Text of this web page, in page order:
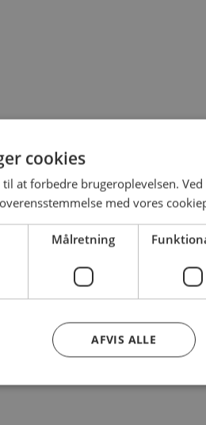
cookies
at forbedre brugeroplevelsen.
med vores
Målretning
AFVIS ALLE